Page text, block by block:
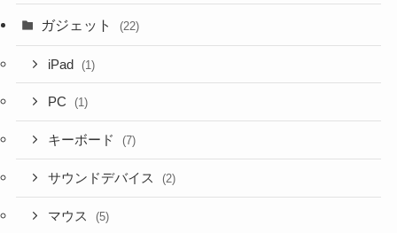
ガジェット (22)
iPad (1)
PC (1)
キーボード (7)
サウンドデバイス (2)
マウス (5)